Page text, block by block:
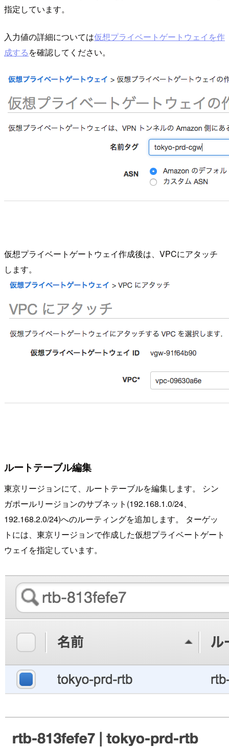
指定しています。
入力値の詳細については仮想プライベートゲートウェイを作
成するを確認してください。
仮想プライベートゲートウェイ作成後は、VPCにアタッチ
します。
ルートテーブル編集
東京リージョンにて、ルートテーブルを編集します。 シン
ガポールリージョンのサブネット(192.168.1.0/24、
192.168.2.0/24)へのルーティングを追加します。 ターゲッ
トには、東京リージョンで作成した仮想プライベートゲート
ウェイを指定しています。